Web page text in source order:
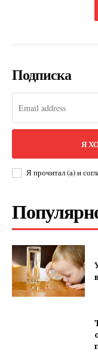
Подписка
Я
Я прочитал (а) и